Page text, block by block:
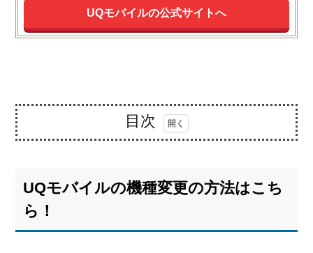
UQモバイルの公式サイトへ
目次
イル
の機
種変
更の
UQモバイルの機種変更の方法はこち
ら！